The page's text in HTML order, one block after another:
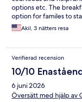
options etc. The
option for familes to
Akil, 3 nätters resa
Verifierad recension
10/10
6 juni 2026
Översätt med hjälp av